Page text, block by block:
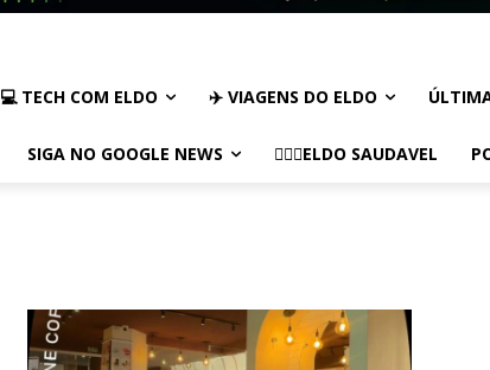
💻 TECH COM ELDO ✈️ VIAGENS DO ELDO
SIGA NO GOOGLE NEWS 🏃🏻‍♂️ELDO SAUDAVEL